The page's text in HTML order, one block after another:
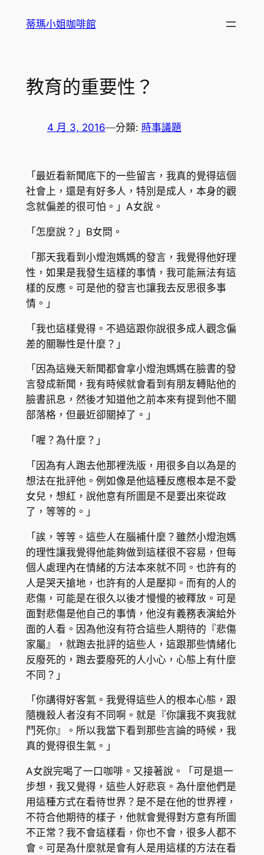
蒂瑪小姐咖啡館
教育的重要性？
4 月 3, 2016—分類: 時事議題
「最近看新聞底下的一些留言，我真的覺得這個
社會上，還是有好多人，特別是成人，本身的觀
念就偏差的很可怕。」A女說。
「怎麼說？」B女問。
「那天我看到小燈泡媽媽的發言，我覺得他好理
性，如果是我發生這樣的事情，我可能無法有這
樣的反應。可是他的發言也讓我去反思很多事
情。」
「我也這樣覺得。不過這跟你說很多成人觀念偏
差的關聯性是什麼？」
「因為這幾天新聞都會拿小燈泡媽媽在臉書的發
言發成新聞，我有時候就會看到有朋友轉貼他的
臉書訊息，然後才知道他之前本來有提到他不關
部落格，但最近卻關掉了。」
「喔？為什麼？」
「因為有人跑去他那裡洗版，用很多自以為是的
想法在批評他。例如像是他這種反應根本是不愛
女兒，想紅，說他意有所圖是不是要出來從政
了，等等的。」
「誒，等等。這些人在腦補什麼？雖然小燈泡媽
的理性讓我覺得他能夠做到這樣很不容易，但每
個人處理內在情緒的方法本來就不同。也許有的
人是哭天搶地，也許有的人是壓抑。而有的人的
悲傷，可能是在很久以後才慢慢的被釋放。可是
面對悲傷是他自己的事情，他沒有義務表演給外
面的人看。因為他沒有符合這些人期待的『悲傷
家屬』，就跑去批評的這些人，這跟那些情緒化
反廢死的，跑去要廢死的人小心，心態上有什麼
不同？」
「你講得好客氣。我覺得這些人的根本心態，跟
隨機殺人者沒有不同啊。就是『你讓我不爽我就
鬥死你』。所以我當下看到那些言論的時候，我
真的覺得很生氣。」
A女說完喝了一口咖啡。又接著說。「可是退一
步想，我又覺得，這些人好悲哀。為什麼他們是
用這種方式在看待世界？是不是在他的世界裡，
不符合他期待的樣子，他就會覺得對方意有所圖
不正常？我不會這樣看，你也不會，很多人都不
會。可是為什麼就是會有人是用這樣的方法在看